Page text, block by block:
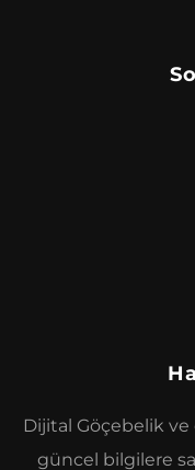
Dijital Göçebelik
güncel bilgilere